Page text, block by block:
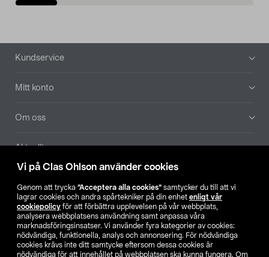
Vi på Clas Ohlson använder cookies
Genom att trycka ”Acceptera alla cookies” samtycker du till att vi
lagrar cookies och andra spårtekniker på din enhet enligt vår
cookiepolicy för att förbättra upplevelsen på vår webbplats,
analysera webbplatsens användning samt anpassa våra
marknadsföringsinsatser. Vi använder fyra kategorier av cookies:
nödvändiga, funktionella, analys och annonsering. För nödvändiga
cookies krävs inte ditt samtycke eftersom dessa cookies är
nödvändiga för att innehållet på webbplatsen ska kunna fungera. Om
Sidfot
Kundservice
Mitt konto
Om oss
Aktuellt
Hitta butik
SE NO FI